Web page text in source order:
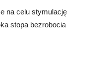
na celu stymulację
stopa bezrobocia